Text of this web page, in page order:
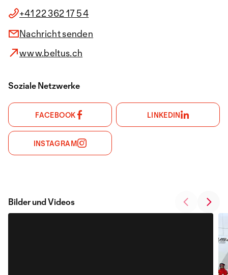
+41 22 362 17 54
Nachricht senden
www.beltus.ch
Soziale Netzwerke
FACEBOOK LINKEDIN
INSTAGRAM
Bilder und Videos